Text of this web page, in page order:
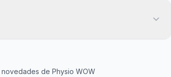
díasde Physio WOW